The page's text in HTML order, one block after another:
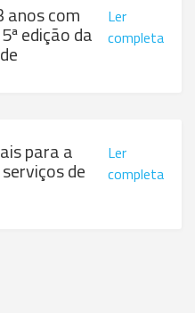
anos com
edição da
Ler
completa
para a
de
Ler
completa